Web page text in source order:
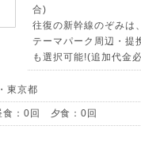
合)
往復の新幹線のぞみは
テーマパーク周辺・提
も選択可能!(追加代金
東京都
：0回 夕食：0回